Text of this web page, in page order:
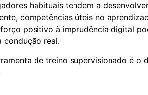
habituais tendem a
competências úteis no
positivo à imprudência digital
condução real.
de treino supervisionado é o